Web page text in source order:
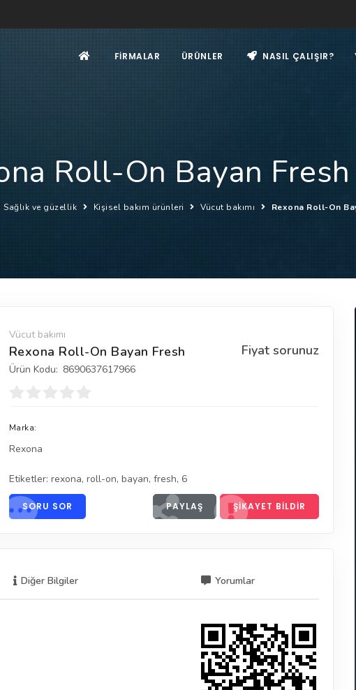
FIRMALAR ÜRÜNLER NASIL ÇALIŞIR?
Roll-On Bayan Fresh
Sağlık ve güzellik Kişisel bakım ürünleri Vücut bakımı Rexona Roll-On
Vücut bakımı
Fiyat sorunuz
Rexona Roll-On Bayan Fresh
Ürün Kodu: 8690637617966
Marka:
Rexona
Etiketler: rexona, roll-on, bayan, fresh, 6
SORU SOR PAYLAŞ ŞIKAYET BILDIR
Diğer Bilgiler Yorumlar